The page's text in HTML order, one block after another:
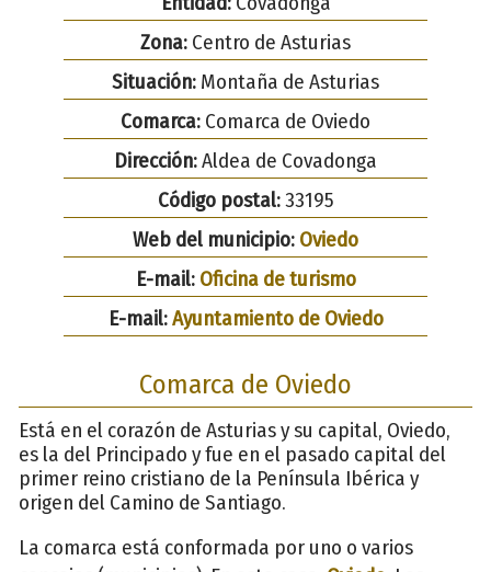
Zona: Centro de Asturias
Situación: Montaña de Asturias
Comarca: Comarca de Oviedo
Dirección:Aldea de Covadonga
Código postal:33195
Web del municipio: Oviedo
E-mail: Oficina de turismo
E-mail:Ayuntamiento de Oviedo
Comarca de Oviedo
Está en el corazón de Asturias y su capital, Oviedo,
es la del Principado y fue en el pasado capital del
primer reino cristiano de la Península Ibérica y
origen del Camino de Santiago.
La comarca está conformada por uno o varios